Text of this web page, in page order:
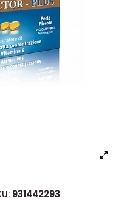
931442293